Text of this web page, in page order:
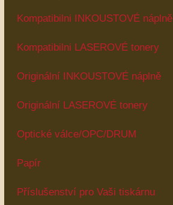
Kompatibilni INKOUSTOVÉ náplně
Kompatibilni LASEROVÉ tonery
Originální INKOUSTOVÉ náplně
Originální LASEROVÉ tonery
Optické válce/OPC/DRUM
Papír
Příslušenství pro Vaši tiskárnu